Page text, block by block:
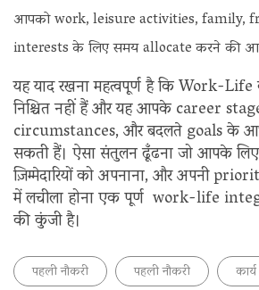
आपको work, leisure activities, family,
interests के लिए समय allocate करने की
यह याद रखना महत्वपूर्ण है कि Work-Life
निश्चित नहीं हैं और यह आपके career
circumstances, और बदलते goals के
सकती हैं। ऐसा संतुलन ढूँढना जो आपके लिए
ज़िम्मेदारियों को अपनाना, और अपनी
में लचीला होना एक पूर्ण work-life
की कुंजी है।
पहली नौकरी पहली नौकरी